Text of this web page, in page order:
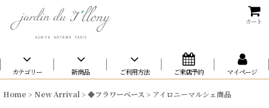
カート
カテゴリー 新商品 ご利用方法 ご来店予約 マイページ
Home > New Arrival > ◆フラワーベース > アイロニーマルシェ商品